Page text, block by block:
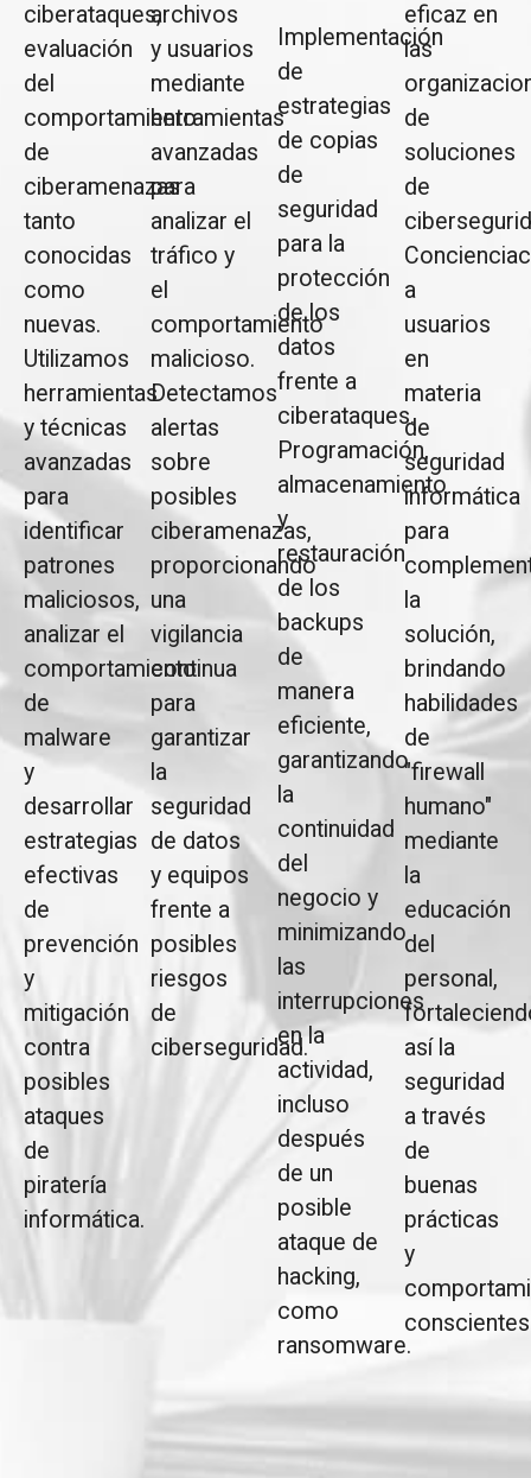
ciberataques,
evaluación
del
comportamiento
de
ciberamenazas
tanto
conocidas
como
nuevas.
Utilizamos
herramientas
y técnicas
avanzadas
para
identificar
patrones
maliciosos,
analizar el
comportamiento
de
malware
y
desarrollar
estrategias
efectivas
de
prevención
y
mitigación
contra
posibles
ataques
de
piratería
informática.
archivos
y usuarios
mediante
herramientas
avanzadas
para
analizar el
tráfico y
el
comportamiento
malicioso.
Detectamos
alertas
sobre
posibles
ciberamenazas,
proporcionando
una
vigilancia
continua
para
garantizar
la
seguridad
de datos
y equipos
frente a
posibles
riesgos
de
ciberseguridad.
Implementación
de
estrategias
de copias
de
seguridad
para la
protección
de los
datos
frente a
ciberataques.
Programación,
almacenamiento
y
restauración
de los
backups
de
manera
eficiente,
garantizando
la
continuidad
del
negocio y
minimizando
las
interrupciones
en la
actividad,
incluso
después
de un
posible
ataque de
hacking,
como
ransomware.
eficaz en
las
de
soluciones
de
a
usuarios
en
materia
de
seguridad
informática
para
la
solución,
brindando
habilidades
de
"firewall
humano"
mediante
la
educación
del
personal,
así la
seguridad
a través
de
buenas
prácticas
y